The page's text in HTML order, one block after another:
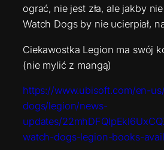
ograć, nie jest zła, ale jakby
Watch Dogs by nie ucierpiał,
Ciekawostka Legion ma swój
(nie mylić z mangą)
https://www.ubisoft.com/en-
dogs/legion/news-
updates/
watch-dogs-legion-books-